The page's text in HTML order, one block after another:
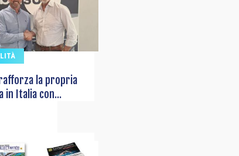
la propria
in Italia con...